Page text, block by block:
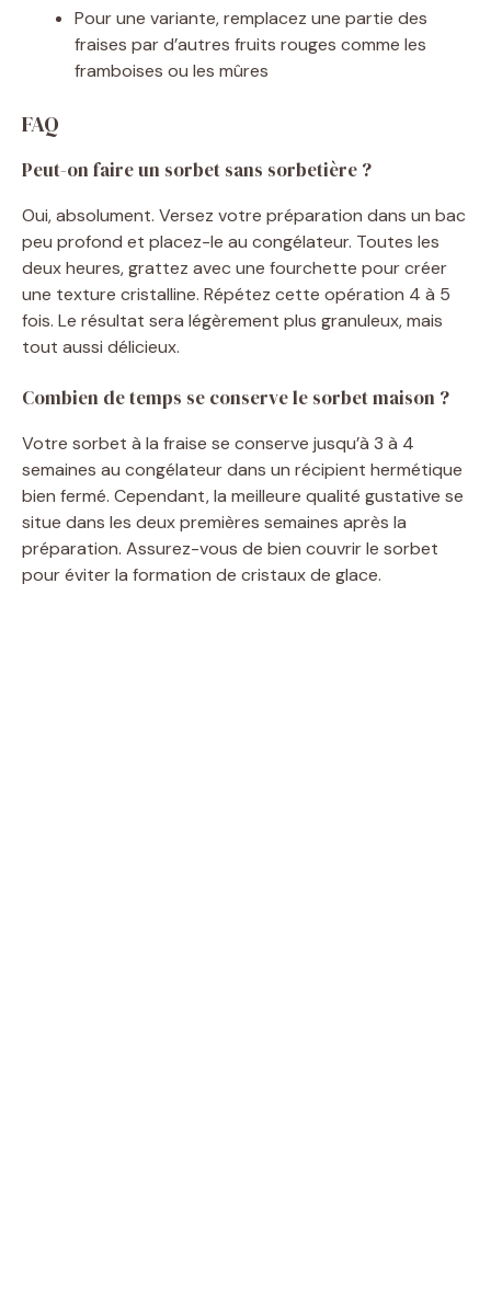
Pour une variante, remplacez une partie des
fraises par d’autres fruits rouges comme les
framboises ou les mûres
FAQ
Peut-on faire un sorbet sans sorbetière ?
Oui, absolument. Versez votre préparation dans un bac
peu profond et placez-le au congélateur. Toutes les
deux heures, grattez avec une fourchette pour créer
une texture cristalline. Répétez cette opération 4 à 5
fois. Le résultat sera légèrement plus granuleux, mais
tout aussi délicieux.
Combien de temps se conserve le sorbet maison ?
Votre sorbet à la fraise se conserve jusqu’à 3 à 4
semaines au congélateur dans un récipient hermétique
bien fermé. Cependant, la meilleure qualité gustative se
situe dans les deux premières semaines après la
préparation. Assurez-vous de bien couvrir le sorbet
pour éviter la formation de cristaux de glace.